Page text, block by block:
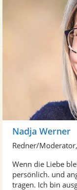
Nadja Werner
Redner/
Wenn die Liebe
persönlich. und
tragen. Ich bin